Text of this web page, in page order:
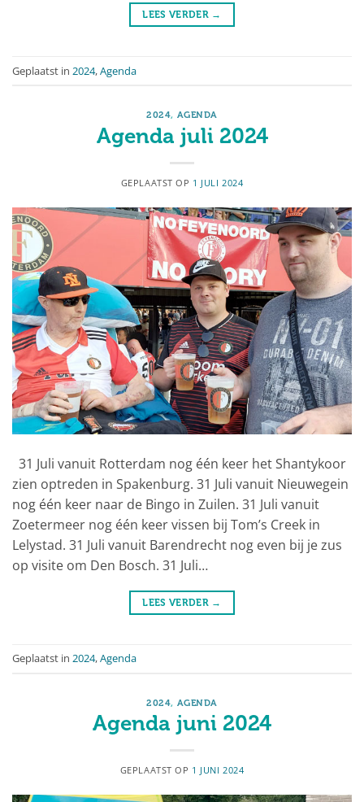
LEES VERDER →
Geplaatst in 2024,Agenda
2024, AGENDA
Agenda juli 2024
GEPLAATST OP 1 JULI 2024
31 Juli vanuit Rotterdam nog één keer het Shantykoor
zien optreden in Spakenburg. 31 Juli vanuit Nieuwegein
nog één keer naar de Bingo in Zuilen. 31 Juli vanuit
Zoetermeer nog één keer vissen bij Tom’s Creek in
Lelystad. 31 Juli vanuit Barendrecht nog even bij je zus
op visite om Den Bosch. 31 Juli…
LEES VERDER →
Geplaatst in 2024,Agenda
2024, AGENDA
Agenda juni 2024
GEPLAATST OP 1 JUNI 2024